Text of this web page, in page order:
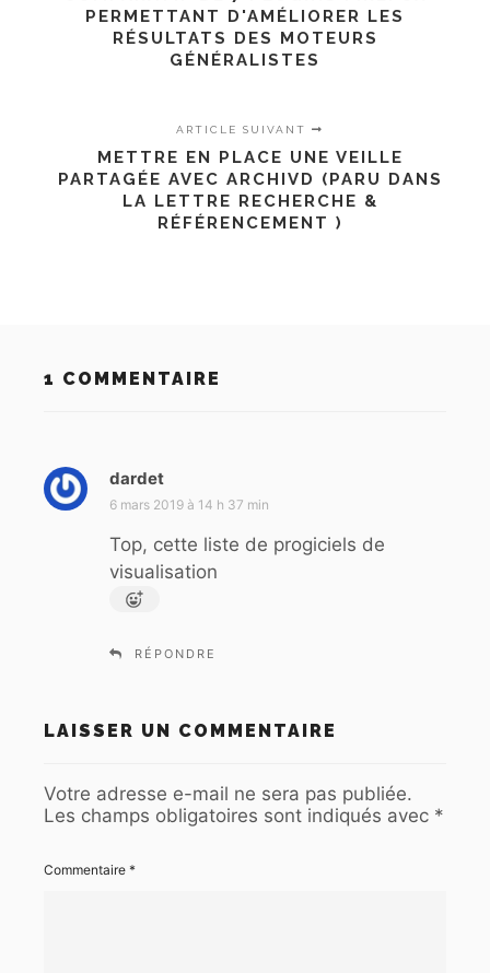
PERMETTANT D'AMÉLIORER LES
RÉSULTATS DES MOTEURS
GÉNÉRALISTES
ARTICLE SUIVANT
METTRE EN PLACE UNE VEILLE
PARTAGÉE AVEC ARCHIVD (PARU DANS
LA LETTRE RECHERCHE &
RÉFÉRENCEMENT )
1 COMMENTAIRE
dardet
i
:
6 mars 2019 à 14 h 37 min
Top, cette liste de progiciels de
visualisation
RÉPONDRE
LAISSER UN COMMENTAIRE
Votre adresse e-mail ne sera pas publiée.
Les champs obligatoires sont indiqués avec *
Commentaire *